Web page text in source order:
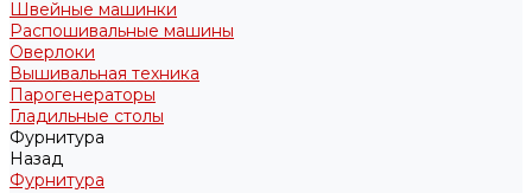
Швейные машинки
Распошивальные машины
Оверлоки
Вышивальная техника
Парогенераторы
Гладильные столы
Фурнитура
Назад
Фурнитура